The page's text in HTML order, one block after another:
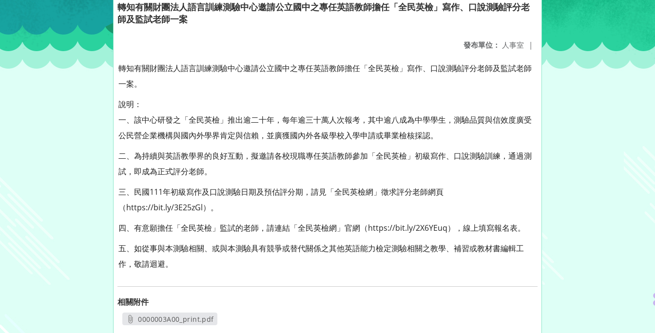
轉知有關財團法人語言訓練測驗中心邀請公立國中之專任英語教師擔任「全民英檢」寫作、口說測驗評分老
師及監試老師一案
發布單位： 人事室 |
轉知有關財團法人語言訓練測驗中心邀請公立國中之專任英語教師擔任「全民英檢」寫作、口說測驗評分老師及監試老師
一案。
說明：
一、該中心研發之「全民英檢」推出逾二十年，每年逾三十萬人次報考，其中逾八成為中學學生，測驗品質與信效度廣受
公民營企業機構與國內外學界肯定與信賴，並廣獲國內外各級學校入學申請或畢業檢核採認。
二、為持續與英語教學界的良好互動，擬邀請各校現職專任英語教師參加「全民英檢」初級寫作、口說測驗訓練，通過測
試，即成為正式評分老師。
三、民國111年初級寫作及口說測驗日期及預估評分期，請見「全民英檢網」徵求評分老師網頁
（https://bit.ly/3E25zGl）。
四、有意願擔任「全民英檢」監試的老師，請連結「全民英檢網」官網（https://bit.ly/2X6YEuq），線上填寫報名表。
五、如從事與本測驗相關、或與本測驗具有競爭或替代關係之其他英語能力檢定測驗相關之教學、補習或教材書編輯工
作，敬請迴避。
相關附件
0000003A00_print.pdf